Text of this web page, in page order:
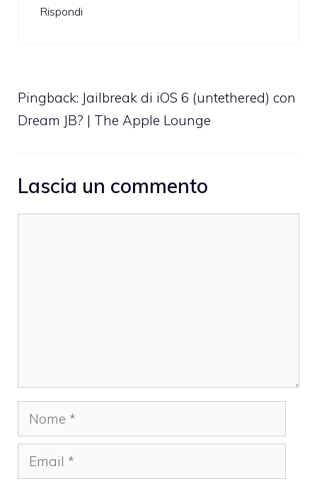
Rispondi
Pingback: Jailbreak di iOS 6 (untethered) con
Dream JB? | The Apple Lounge
Lascia un commento
Nome
Email